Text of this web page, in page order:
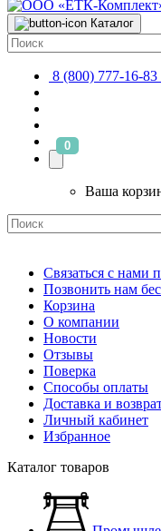
Каталог
8 (800) 777-16-83
0
Ваша
Связаться с нами
Позвонить нам
Корзина
О компании
Новости
Отзывы
Поверка
Способы оплаты
Доставка и
Личный кабинет
Избранное
Каталог товаров